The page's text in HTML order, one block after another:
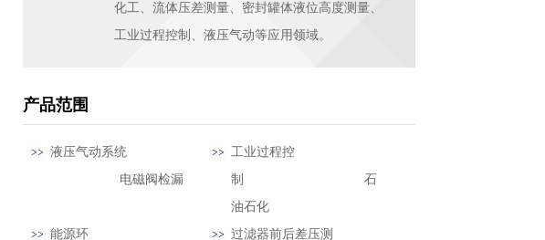
化工、流体压差测量、密封罐体液位高度测量、
工业过程控制、液压气动等应用领域。
产品范围
液压气动系统
电磁阀检漏
工业过程控
制 石
油石化
能源环
过滤器前后差压测